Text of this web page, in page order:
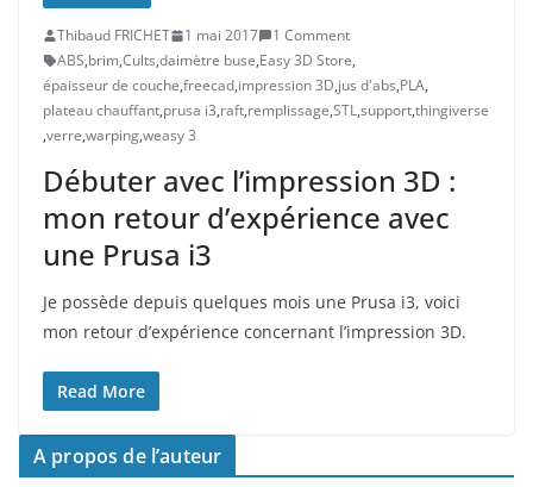
Thibaud FRICHET 1 mai 2017
1 Comment
ABS,brim,Cults,daimètre buse,Easy 3D Store,
épaisseur de couche,freecad,impression 3D,jus d'abs,PLA,
plateau chauffant,prusa i3,raft,remplissage,STL,support,thingiverse
,verre,warping,weasy 3
Débuter avec l’impression 3D :
mon retour d’expérience avec
une Prusa i3
Je possède depuis quelques mois une Prusa i3, voici
mon retour d’expérience concernant l’impression 3D.
Read More
A propos de l’auteur